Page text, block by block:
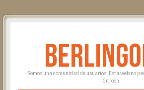
Somos una comunidad de usuarios. Esta web no
Citroën.